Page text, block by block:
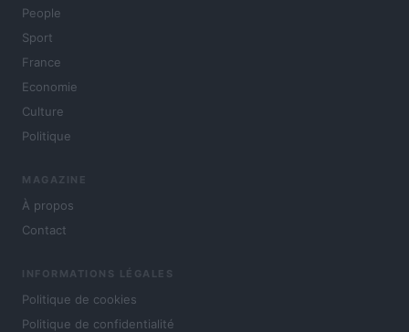
People
Sport
France
Economie
Culture
Politique
MAGAZINE
À propos
Contact
INFORMATIONS LÉGALES
Politique de cookies
Politique de confidentialité